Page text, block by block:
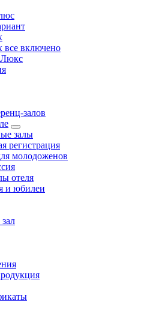
включено
Люкс
залов
залы
регистрация
молодоженов
отеля
и юбилеи